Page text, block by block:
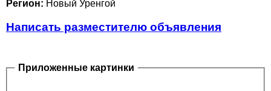
Регион: Новый Уренгой
Написать разместителю объявления
Приложенные картинки